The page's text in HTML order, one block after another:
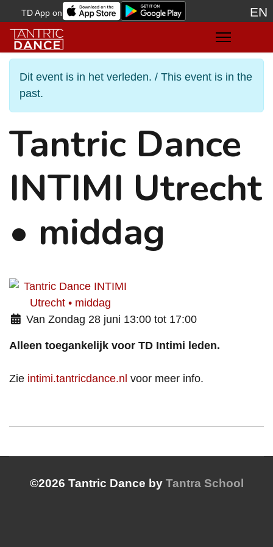
TD App on EN
Dit event is in het verleden. / This event is in the
past.
Tantric Dance
INTIMI Utrecht
• middag
Van Zondag 28 juni 13:00 tot 17:00
Alleen toegankelijk voor TD Intimi leden.
Zie intimi.tantricdance.nl voor meer info.
©2026 Tantric Dance by Tantra School